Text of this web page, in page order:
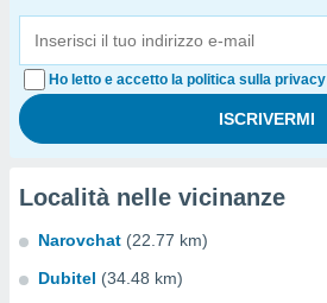
Ho letto e accetto la politica sulla privacy
Località nelle vicinanze
Narovchat (22.77 km)
Dubitel (34.48 km)